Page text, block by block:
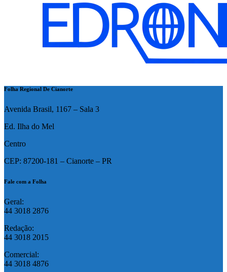
Folha Regional De Cianorte
Avenida Brasil, 1167 – Sala 3
Ed. Ilha do Mel
Centro
CEP: 87200-181 – Cianorte – PR
Fale com a Folha
Geral:
44 3018 2876
Redação:
44 3018 2015
Comercial:
44 3018 4876